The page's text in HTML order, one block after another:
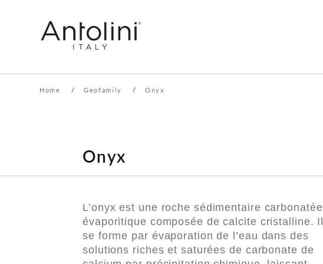
Home / Geofamily / Onyx
Onyx
L’onyx est une roche sédimentaire carbonatée
évaporitique composée de calcite cristalline. Il
se forme par évaporation de l’eau dans des
solutions riches et saturées de carbonate de